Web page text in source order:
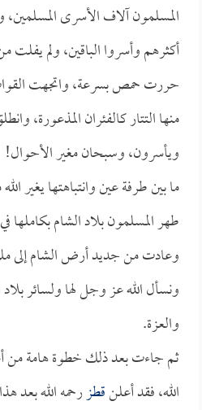
المسلمون آلاف الأسرى المسلمين،
أكثرهم وأسروا الباقين، ولم يفلت
حررت حمص بسرعة، واتجهت
منها التتار كالفئران المذعورة،
ويأسرون، وسبحان مغير الأحوال!
ما بين طرفة عين وانتباهتها يغير
طهر المسلمون بلاد الشام
وعادت من جديد أرض الشام إلى
ونسأل الله عز وجل لها ولسائر
والعزة.
ثم جاءت بعد ذلك خطوة هامة
الله، فقد أعلنقطزرحمه الله بعد